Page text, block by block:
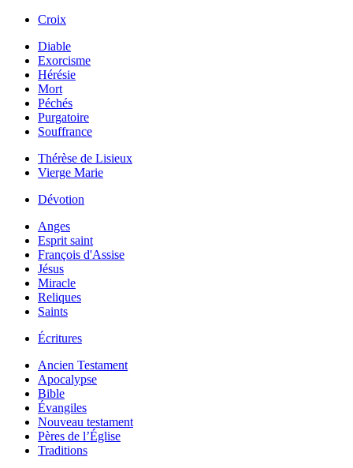
Croix
Diable
Exorcisme
Hérésie
Mort
Péchés
Purgatoire
Souffrance
Thérèse de Lisieux
Vierge Marie
Dévotion
Anges
Esprit saint
François d'Assise
Jésus
Miracle
Reliques
Saints
Écritures
Ancien Testament
Apocalypse
Bible
Évangiles
Nouveau testament
Pères de l’Église
Traditions